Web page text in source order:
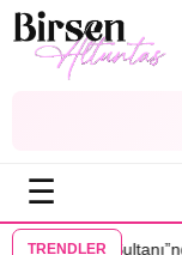
☰
TRENDLER
•“Karakuyu”